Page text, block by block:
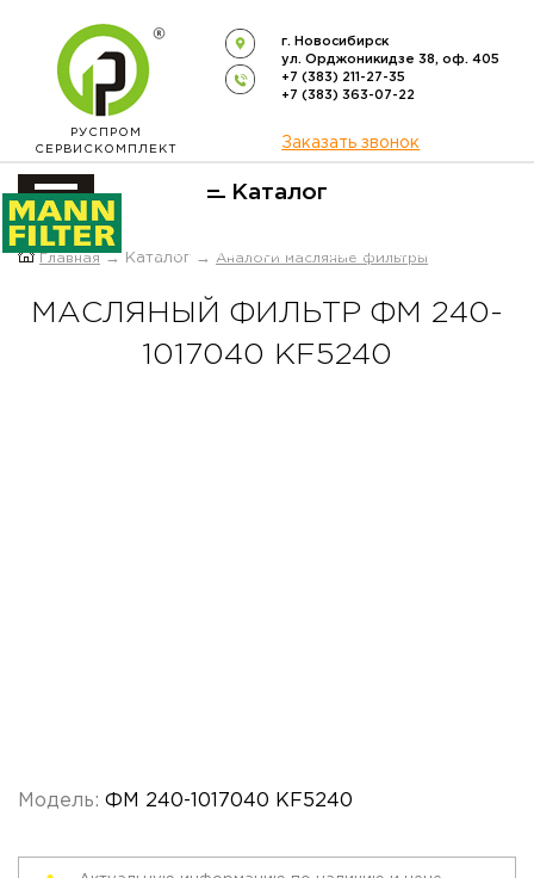
РУСПРОМ
СЕРВИСКОМПЛЕКТ
г. Новосибирск
ул. Орджоникидзе 38, оф. 405
+7 (383) 211-27-35
+7 (383) 363-07-22
Заказать звонок
Каталог
ОФИЦИАЛЬНЫЙ ДИСТРИБЬЮТОР
Главная → Каталог → Аналоги масляные фильтры
МАСЛЯНЫЙ ФИЛЬТР ФМ 240-
1017040 KF5240
Модель: ФМ 240-1017040 KF5240